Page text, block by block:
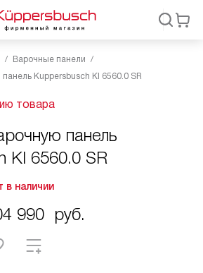
Варочные панели
Kuppersbusch KI 6560.0 SR
товара
панель
KI 6560.0 SR
в наличии
990 руб.